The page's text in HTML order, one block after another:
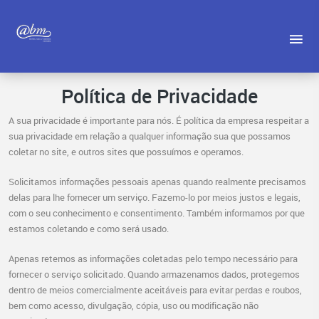
Política de Privacidade
A sua privacidade é importante para nós. É política da empresa respeitar a
sua privacidade em relação a qualquer informação sua que possamos
coletar no site, e outros sites que possuímos e operamos.
Solicitamos informações pessoais apenas quando realmente precisamos
delas para lhe fornecer um serviço. Fazemo-lo por meios justos e legais,
com o seu conhecimento e consentimento. Também informamos por que
estamos coletando e como será usado.
Apenas retemos as informações coletadas pelo tempo necessário para
fornecer o serviço solicitado. Quando armazenamos dados, protegemos
dentro de meios comercialmente aceitáveis ​​para evitar perdas e roubos,
bem como acesso, divulgação, cópia, uso ou modificação não